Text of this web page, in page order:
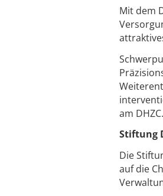
Mit dem
am DHZC.
Stiftung
Die
auf die